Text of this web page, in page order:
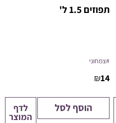
תפוזים 1.5 ל'
#צמחוני
14
₪
הוסף לסל לדף
המוצר